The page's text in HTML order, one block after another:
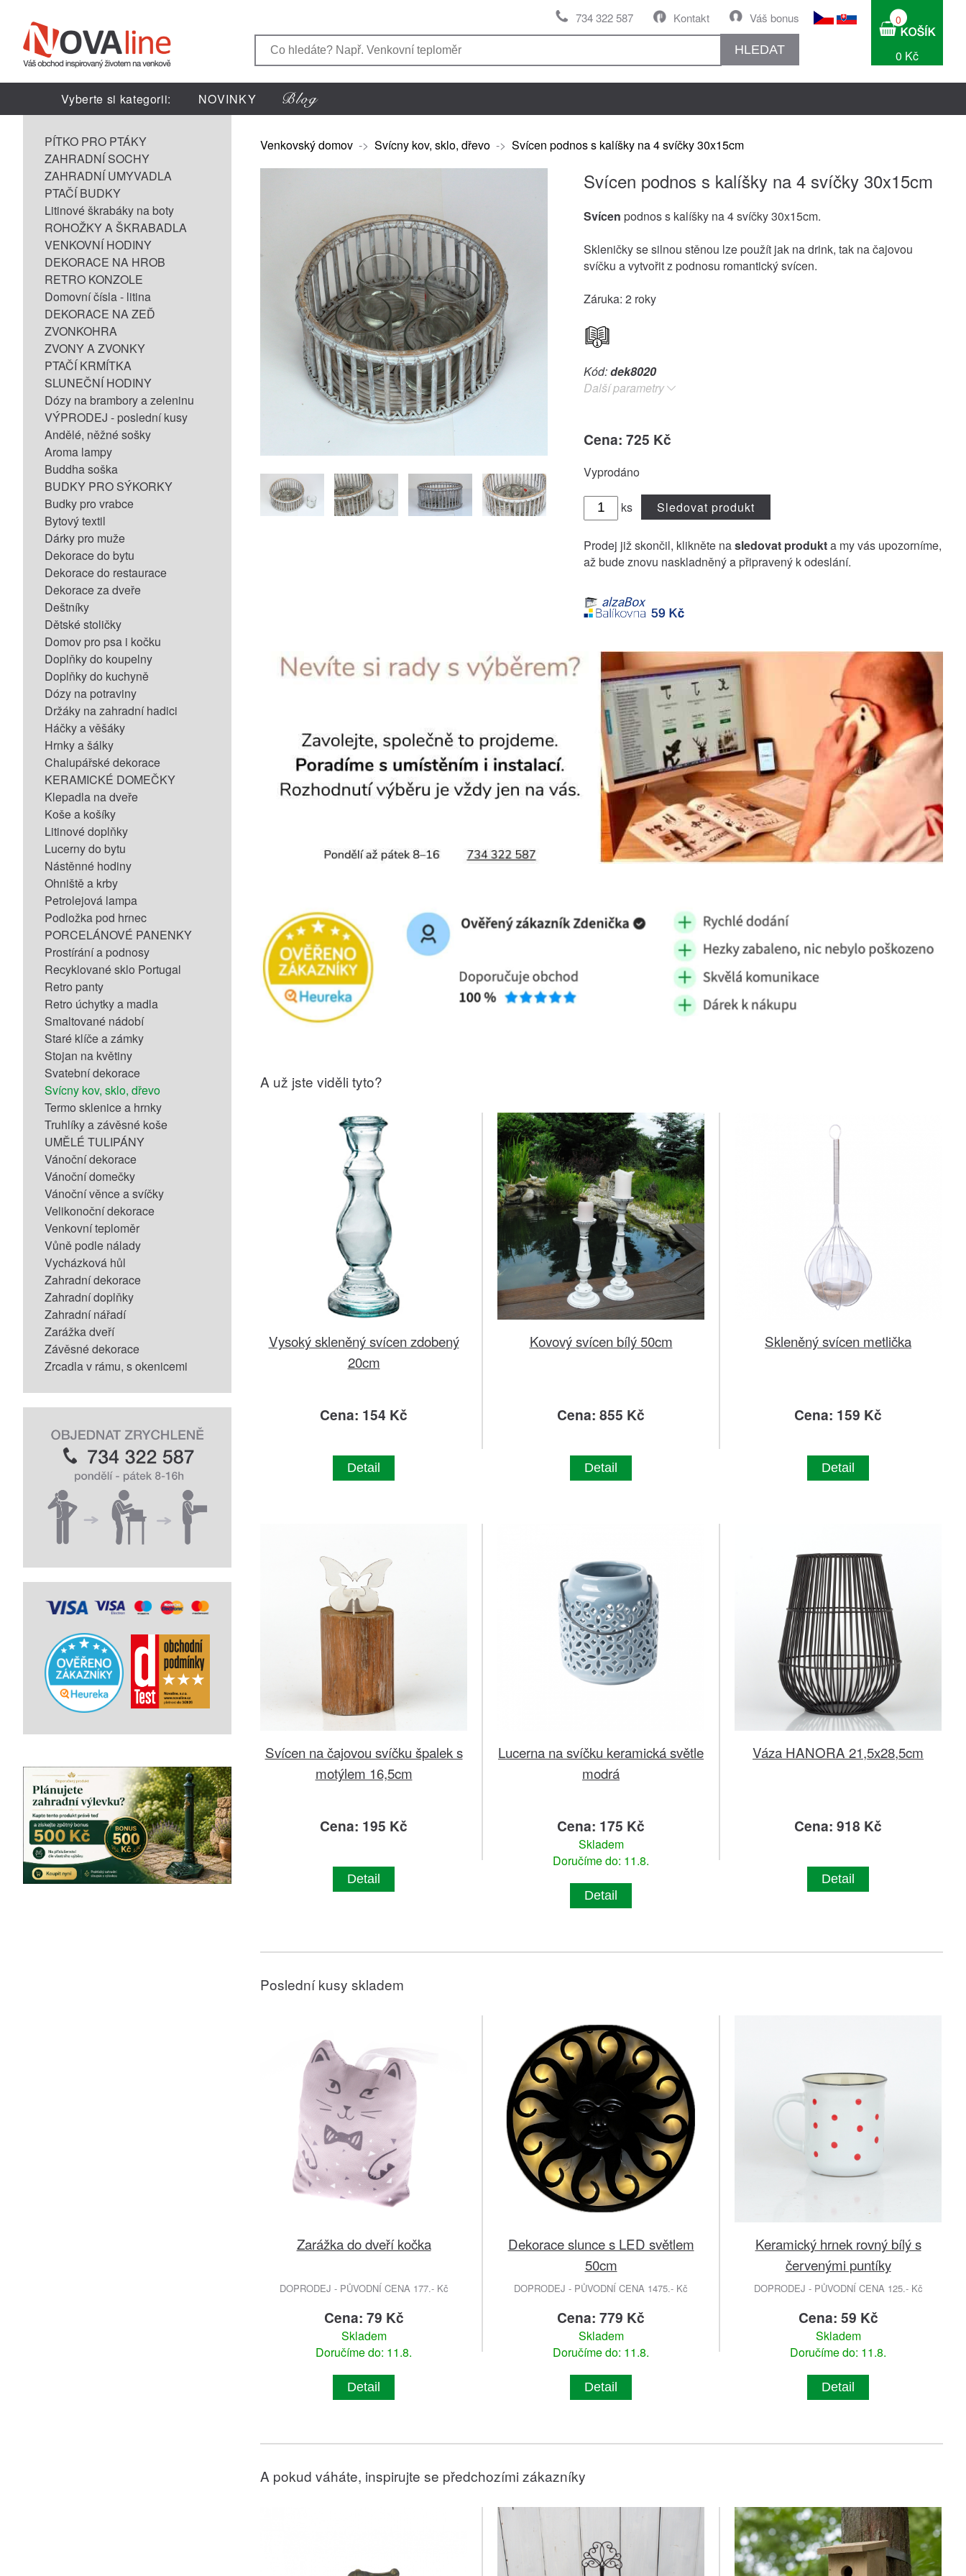
Váš bonus
Kontakt
734 322 587
HLEDAT
0
0 Kč
Vyberte si kategorii: NOVINKY
PÍTKO PRO PTÁKY
ZAHRADNÍ SOCHY
ZAHRADNÍ UMYVADLA
PTAČÍ BUDKY
Litinové škrabáky na boty
ROHOŽKY A ŠKRABADLA
VENKOVNÍ HODINY
DEKORACE NA HROB
RETRO KONZOLE
Domovní čísla - litina
DEKORACE NA ZEĎ
ZVONKOHRA
ZVONY A ZVONKY
PTAČÍ KRMÍTKA
SLUNEČNÍ HODINY
Dózy na brambory a zeleninu
VÝPRODEJ - poslední kusy
Andělé, něžné sošky
Aroma lampy
Buddha soška
BUDKY PRO SÝKORKY
Budky pro vrabce
Bytový textil
Dárky pro muže
Dekorace do bytu
Dekorace do restaurace
Dekorace za dveře
Deštníky
Dětské stoličky
Domov pro psa i kočku
Doplňky do koupelny
Doplňky do kuchyně
Dózy na potraviny
Držáky na zahradní hadici
Háčky a věšáky
Hrnky a šálky
Chalupářské dekorace
KERAMICKÉ DOMEČKY
Klepadla na dveře
Koše a košíky
Litinové doplňky
Lucerny do bytu
Nástěnné hodiny
Ohniště a krby
Petrolejová lampa
Podložka pod hrnec
PORCELÁNOVÉ PANENKY
Prostírání a podnosy
Recyklované sklo Portugal
Retro panty
Retro úchytky a madla
Smaltované nádobí
Staré klíče a zámky
Stojan na květiny
Svatební dekorace
Svícny kov, sklo, dřevo
Termo sklenice a hrnky
Truhlíky a závěsné koše
UMĚLÉ TULIPÁNY
Vánoční dekorace
Vánoční domečky
Vánoční věnce a svíčky
Velikonoční dekorace
Venkovní teploměr
Vůně podle nálady
Vycházková hůl
Zahradní dekorace
Zahradní doplňky
Zahradní nářadí
Zarážka dveří
Závěsné dekorace
Zrcadla v rámu, s okenicemi
Venkovský domov -> Svícny kov, sklo, dřevo -> Svícen podnos s kalíšky na 4 svíčky 30x15cm
Svícen podnos s kalíšky na 4 svíčky 30x15cm
Svícen podnos s kalíšky na 4 svíčky 30x15cm.
Skleničky se silnou stěnou lze použít jak na drink, tak na čajovou
svíčku a vytvořit z podnosu romantický svícen.
Záruka: 2 roky
Kód:dek8020
Další parametry
Cena: 725 Kč
Vyprodáno
ks Sledovat produkt
Prodej již skončil, klikněte nasledovat produkta my vás upozorníme,
až bude znovu naskladněný a připravený k odeslání.
A už jste viděli tyto?
Vysoký skleněný svícen zdobený
20cm
Cena: 154 Kč
Detail
Kovový svícen bílý 50cm
Cena: 855 Kč
Detail
Skleněný svícen metlička
Cena: 159 Kč
Detail
Svícen na čajovou svíčku špalek s
motýlem 16,5cm
Cena: 195 Kč
Detail
Lucerna na svíčku keramická světle
modrá
Cena: 175 Kč
Skladem
Doručíme do: 11.8.
Detail
Váza HANORA 21,5x28,5cm
Cena: 918 Kč
Detail
Poslední kusy skladem
Zarážka do dveří kočka
DOPRODEJ - PŮVODNÍ CENA 177.- Kč
Cena: 79 Kč
Skladem
Doručíme do: 11.8.
Detail
Dekorace slunce s LED světlem
50cm
DOPRODEJ - PŮVODNÍ CENA 1475.- Kč
Cena: 779 Kč
Skladem
Doručíme do: 11.8.
Detail
Keramický hrnek rovný bílý s
červenými puntíky
DOPRODEJ - PŮVODNÍ CENA 125.- Kč
Cena: 59 Kč
Skladem
Doručíme do: 11.8.
Detail
A pokud váháte, inspirujte se předchozími zákazníky